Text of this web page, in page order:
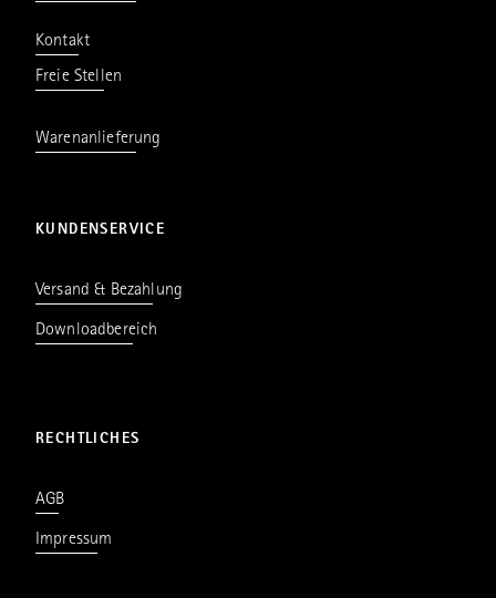
Kontakt
Freie Stellen
Warenanlieferung
KUNDENSERVICE
Versand & Bezahlung
Downloadbereich
RECHTLICHES
AGB
Impressum